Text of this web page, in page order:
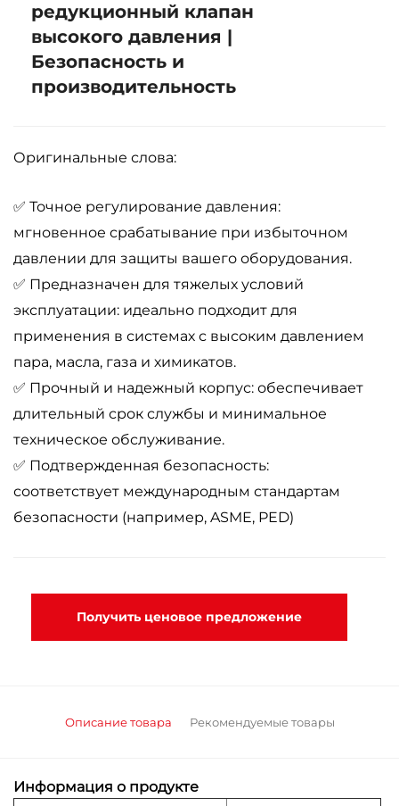
редукционный клапан
высокого давления |
Безопасность и
производительность
Оригинальные слова:
✅ Точное регулирование давления:
мгновенное срабатывание при избыточном
давлении для защиты вашего оборудования.
✅ Предназначен для тяжелых условий
эксплуатации: идеально подходит для
применения в системах с высоким давлением
пара, масла, газа и химикатов.
✅ Прочный и надежный корпус: обеспечивает
длительный срок службы и минимальное
техническое обслуживание.
✅ Подтвержденная безопасность:
соответствует международным стандартам
безопасности (например, ASME, PED)
Получить ценовое предложение
Описание товара Рекомендуемые товары
Информация о продукте